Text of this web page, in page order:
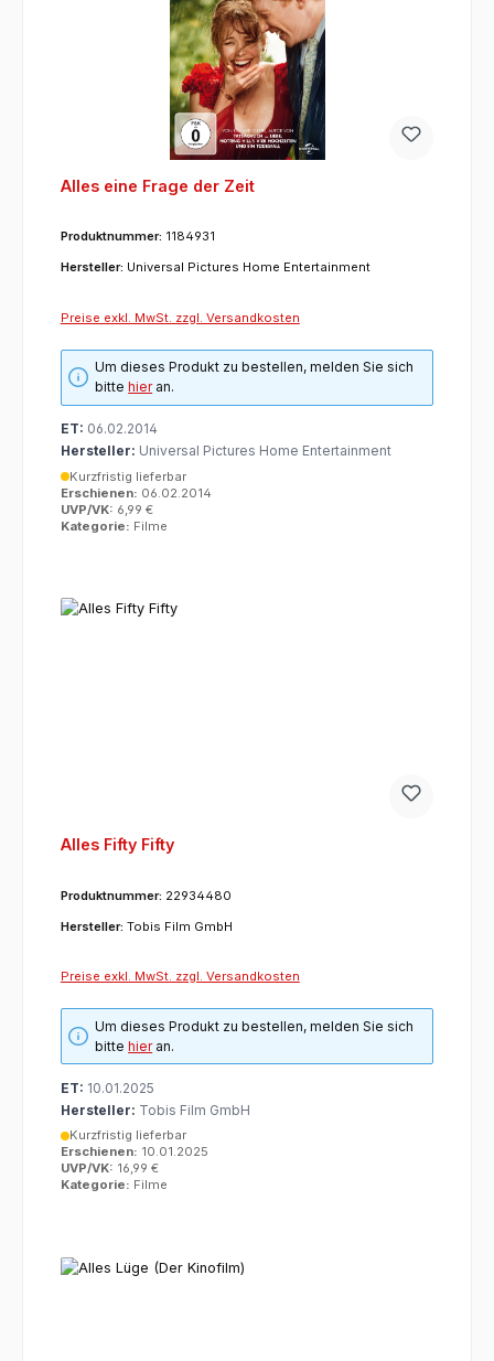
Alles eine Frage der Zeit
Produktnummer: 1184931
Hersteller: Universal Pictures Home Entertainment
Preise exkl. MwSt. zzgl. Versandkosten
Um dieses Produkt zu bestellen, melden Sie sich
bittehieran.
ET: 06.02.2014
Hersteller: Universal Pictures Home Entertainment
Kurzfristig lieferbar
Erschienen: 06.02.2014
UVP/VK: 6,99 €
Kategorie: Filme
Alles Fifty Fifty
Produktnummer: 22934480
Hersteller: Tobis Film GmbH
Preise exkl. MwSt. zzgl. Versandkosten
Um dieses Produkt zu bestellen, melden Sie sich
bittehieran.
ET: 10.01.2025
Hersteller: Tobis Film GmbH
Kurzfristig lieferbar
Erschienen: 10.01.2025
UVP/VK: 16,99 €
Kategorie: Filme